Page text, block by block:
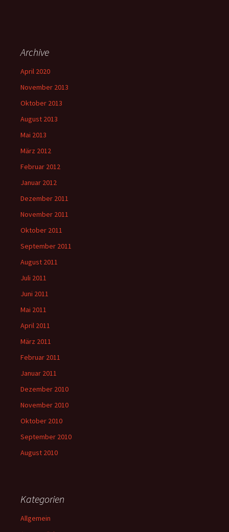
Archive
April 2020
November 2013
Oktober 2013
August 2013
Mai 2013
März 2012
Februar 2012
Januar 2012
Dezember 2011
November 2011
Oktober 2011
September 2011
August 2011
Juli 2011
Juni 2011
Mai 2011
April 2011
März 2011
Februar 2011
Januar 2011
Dezember 2010
November 2010
Oktober 2010
September 2010
August 2010
Kategorien
Allgemein